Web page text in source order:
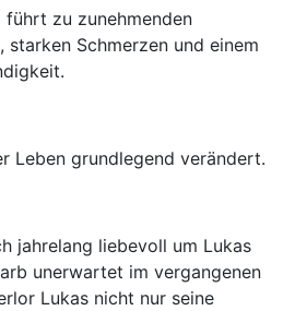
führt zu zunehmenden
starken Schmerzen und einem
Leben grundlegend verändert.
jahrelang liebevoll um Lukas
unerwartet im vergangenen
Lukas nicht nur seine